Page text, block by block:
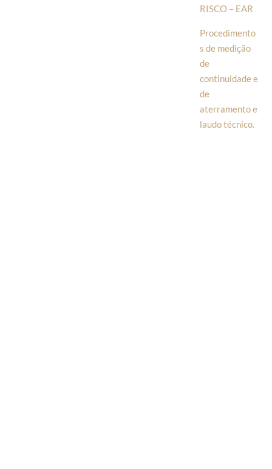
RISCO – EAR
Procedimento
s de medição
de
continuidade e
de
aterramento e
laudo técnico.